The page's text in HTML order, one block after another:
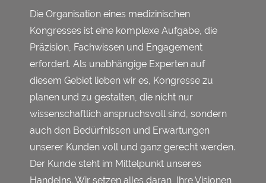
Die Organisation eines medizinischen
Kongresses ist eine komplexe Aufgabe, die
Präzision, Fachwissen und Engagement
erfordert. Als unabhängige Experten auf
diesem Gebiet lieben wir es, Kongresse zu
planen und zu gestalten, die nicht nur
wissenschaftlich anspruchsvoll sind, sondern
auch den Bedürfnissen und Erwartungen
unserer Kunden voll und ganz gerecht werden.
Der Kunde steht im Mittelpunkt unseres
Handelns. Wir setzen alles daran, Ihre Visionen